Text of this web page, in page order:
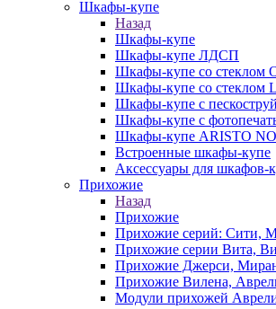
Шкафы-купе
Назад
Шкафы-купе
Шкафы-купе ЛДСП
Шкафы-купе со стеклом
Шкафы-купе со стеклом
Шкафы-купе с
Шкафы-купе с
Шкафы-купе ARISTO
Встроенные шкафы-купе
Аксессуары для шкафов-
Прихожие
Назад
Прихожие
Прихожие серий: Сити,
Прихожие серии Вита,
Прихожие Джерси,
Прихожие Вилена,
Модули прихожей